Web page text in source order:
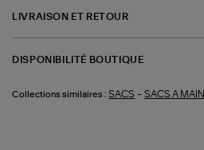
LIVRAISON ET RETOUR
DISPONIBILITÉ BOUTIQUE
Collections similaires : SACS -SACS A MAIN